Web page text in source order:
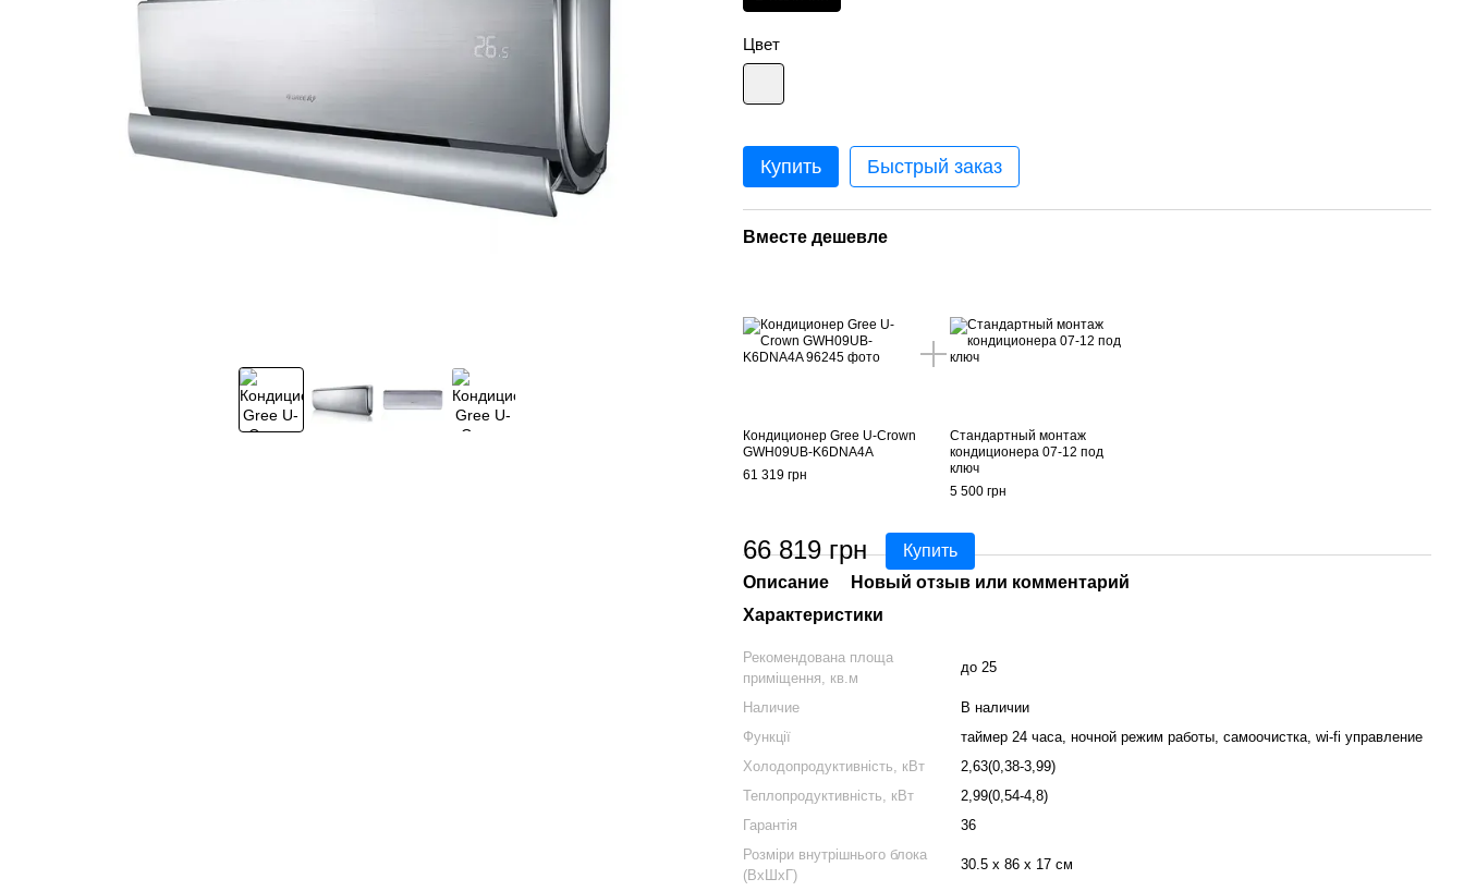
Цвет
Купить Быстрый заказ
Вместе дешевле
Кондиционер Gree U-Crown
GWH09UB-K6DNA4A
61 319 грн
Стандартный монтаж
кондиционера 07-12 под
ключ
5 500 грн
66 819 грн
Купить
Описание
Новый отзыв или комментарий
Характеристики
Рекомендована площа
приміщення, кв.м
до 25
Наличие
В наличии
Функції
таймер 24 часа, ночной режим работы, самоочистка, wi-fi управление
Холодопродуктивність, кВт
2,63(0,38-3,99)
Теплопродуктивність, кВт
2,99(0,54-4,8)
Гарантія
36
Розміри внутрішнього блока
(ВхШхГ)
30.5 x 86 x 17 см